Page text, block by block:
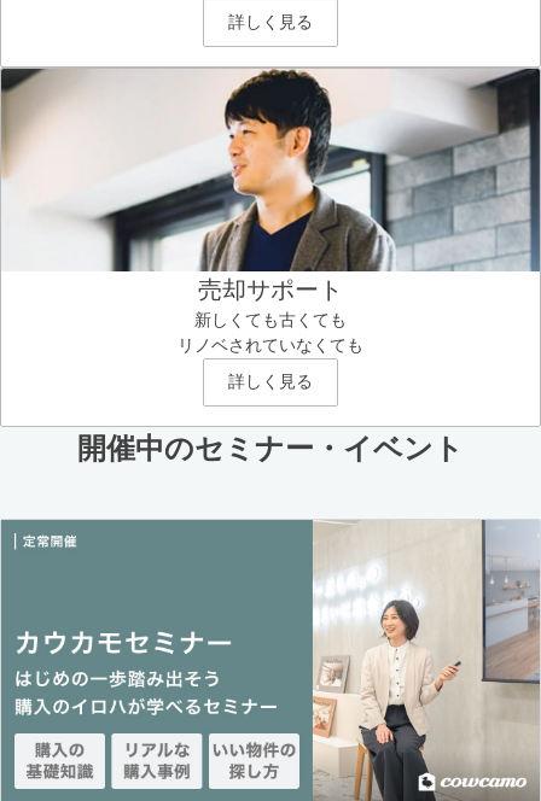
詳しく見る
売却サポート
新しくても古くても
リノベされていなくても
詳しく見る
開催中のセミナー・イベント